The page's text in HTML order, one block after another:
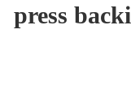
press